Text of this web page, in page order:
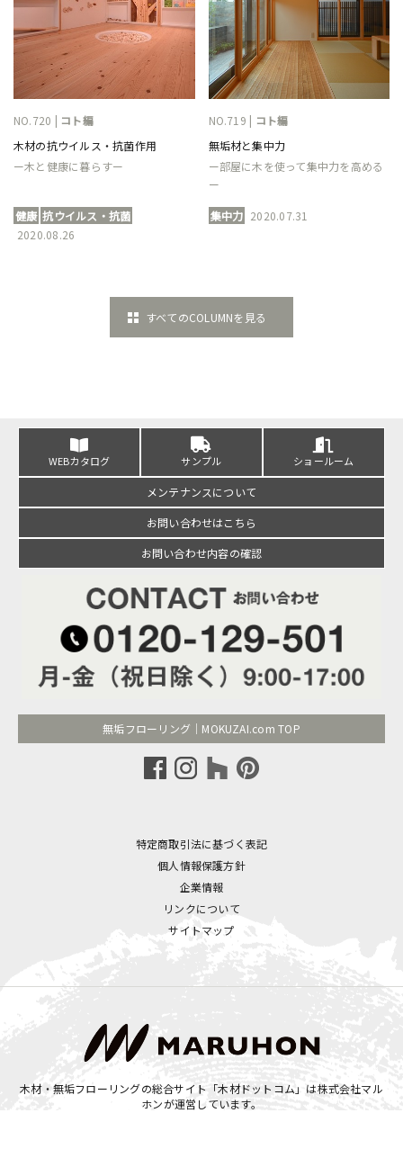
NO.720 | コト編
木材の抗ウイルス・抗菌作用
ー木と健康に暮らすー
健康 抗ウイルス・抗菌
2020.08.26
NO.719 | コト編
無垢材と集中力
ー部屋に木を使って集中力を高める
ー
集中力 2020.07.31
すべてのCOLUMNを見る
WEBカタログ サンプル ショールーム
メンテナンスについて
お問い合わせはこちら
お問い合わせ内容の確認
無垢フローリング｜MOKUZAI.com TOP
特定商取引法に基づく表記
個人情報保護方針
企業情報
リンクについて
サイトマップ
木材・無垢フローリングの総合サイト「木材ドットコム」は株式会社マル
ホンが運営しています。